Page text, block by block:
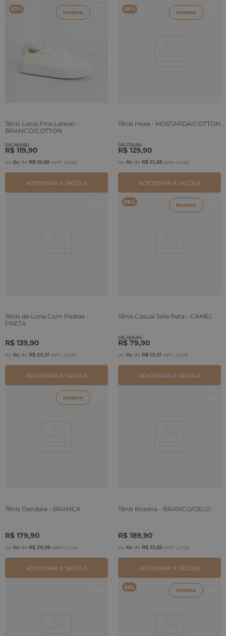
Inverno
37%
Tênis Listra Fina Lateral -
BRANCO/COTTON
R$ 189,90
R$ 119,90
ou 6x de R$ 19,98 sem juros
ADICIONAR A SACOLA
Inverno
28%
Tênis Hexa - MOSTARDA/COTTON
R$ 179,90
R$ 129,90
ou 6x de R$ 21,65 sem juros
ADICIONAR A SACOLA
Tênis de Lona Com Pedras -
PRETA
R$ 139,90
ou 6x de R$ 23,31 sem juros
ADICIONAR A SACOLA
Inverno
58%
Tênis Casual Sola Reta - CAMEL
R$ 189,90
R$ 79,90
ou 6x de R$ 13,31 sem juros
ADICIONAR A SACOLA
Inverno
Tênis Dandara - BRANCA
R$ 179,90
ou 6x de R$ 29,98 sem juros
ADICIONAR A SACOLA
Tênis Rosana - BRANCO/GELO
R$ 189,90
ou 6x de R$ 31,65 sem juros
ADICIONAR A SACOLA
Inverno
26%